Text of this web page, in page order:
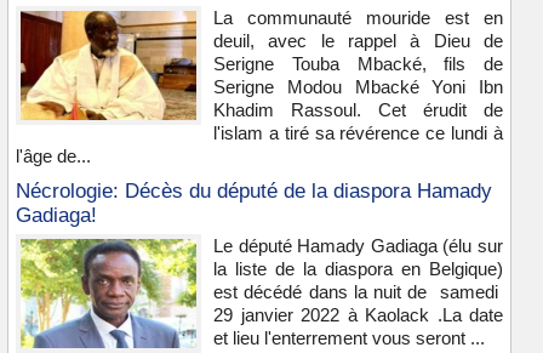
La communauté mouride est en
deuil, avec le rappel à Dieu de
Serigne Touba Mbacké, fils de
Serigne Modou Mbacké Yoni Ibn
Khadim Rassoul. Cet érudit de
l'islam a tiré sa révérence ce lundi à
l'âge de...
Nécrologie: Décès du député de la diaspora Hamady
Gadiaga!
Le député Hamady Gadiaga (élu sur
la liste de la diaspora en Belgique)
est décédé dans la nuit de samedi
29 janvier 2022 à Kaolack .La date
et lieu l'enterrement vous seront ...